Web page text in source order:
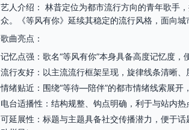
艺人介绍： 林昔定位为都市流行方向的青年歌手
众。《等风有你》延续其稳定的流行风格，面向
歌曲亮点：
记忆点强：歌名“等风有你”本身具备高度记忆度，
流行友好：以主流流行框架呈现，旋律线条清晰、
情绪贴近：围绕“等待—陪伴”的都市情绪线索展开
电台适播性：结构规整、钩点明确，利于与站内热
可延展性：标题与主题具备社交传播潜力，便于话